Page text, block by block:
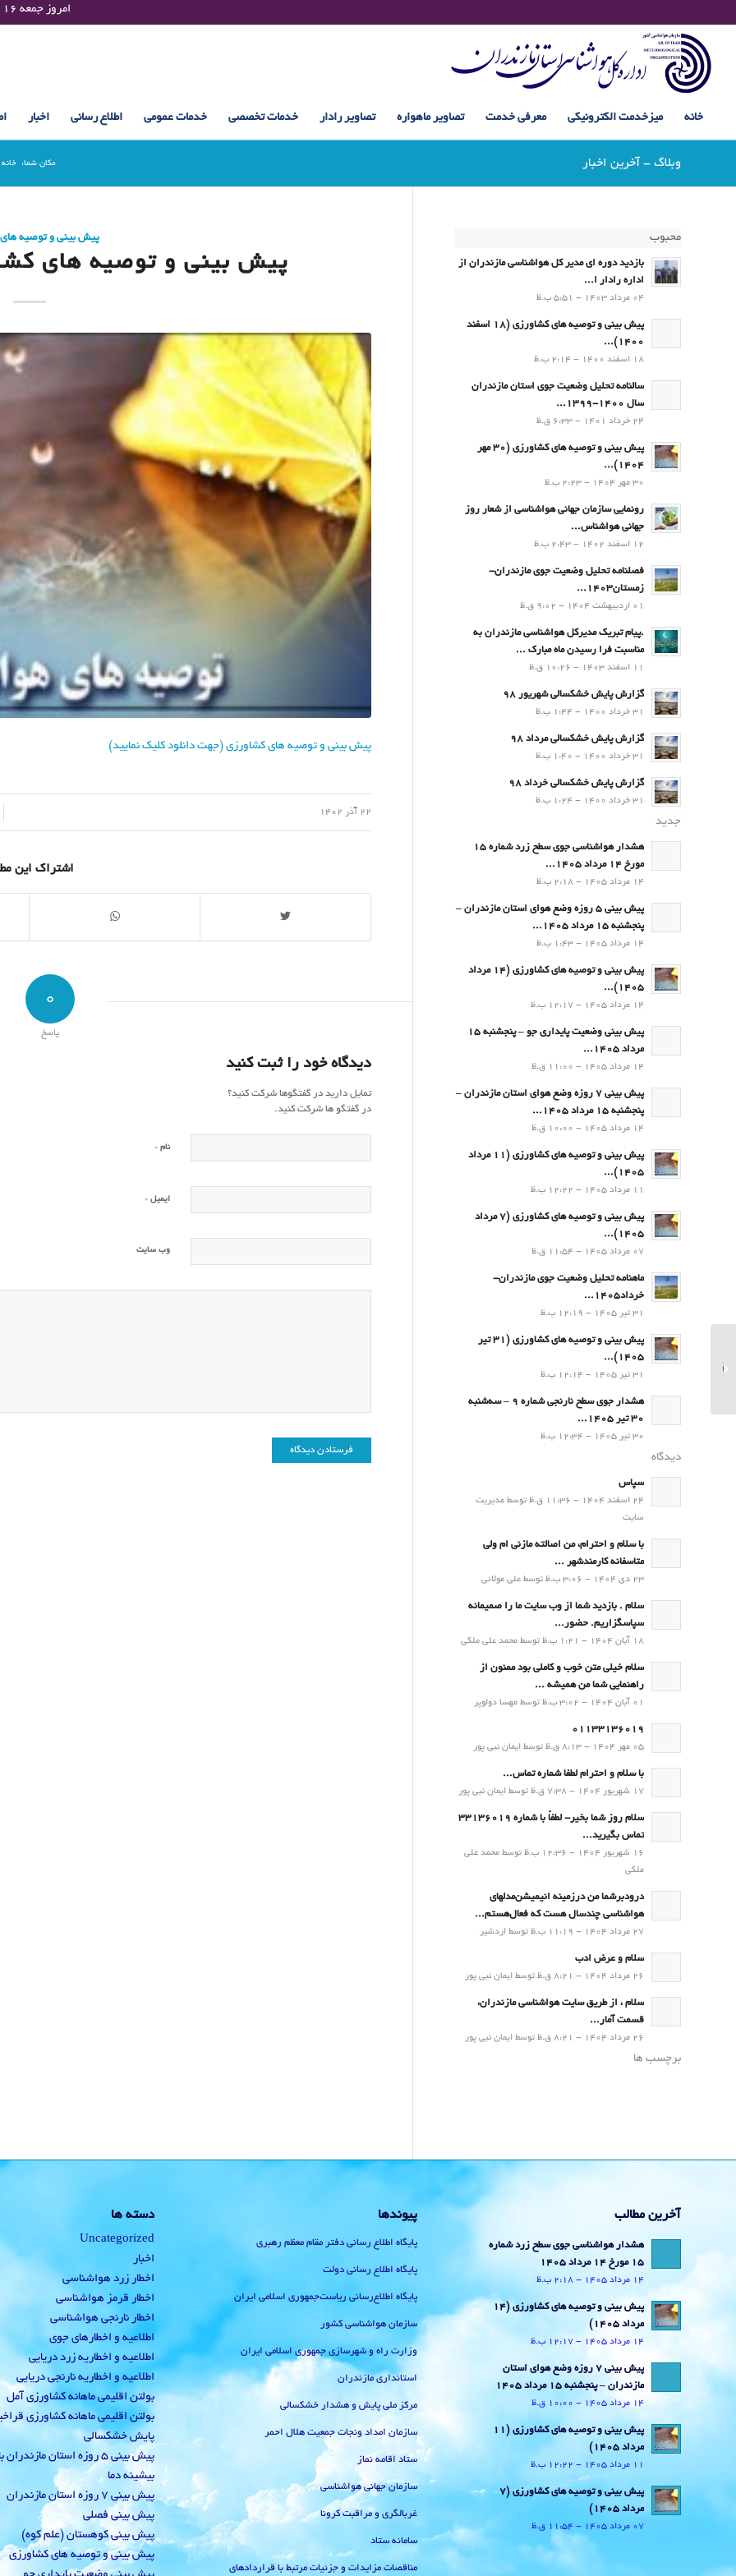
Friday 07 August 2026 , 10:15 UTC ¤¤¤¤ امروز جمعه ۱۶ مرداد ۱۴۰۵ساعت : ۱۰:۱۵
خانه میزخدمت الکترونیکی معرفی خدمت تصاویر ماهواره تصاویر رادار خدمات تخصصی خدمات عمومی اطلاع رسانی اخبار
وبلاگ - آخرین اخبار مکان شما: خانه
پیش بینی و توصیه
پیش بینی و توصیه های کشاورزی
پیش بینی و توصیه های کشاورزی (جهت دانلود کلیک نمایید)
22 آذر 1402
اشتراک این
0
پاسخ
دیدگاه خود را ثبت کنید
تمایل دارید در گفتگوها شرکت کنید؟
در گفتگو ها شرکت کنید.
نام *
ایمیل *
وب‌ سایت
محبوب
بازدید دوره ای مدیر کل هواشناسی مازندران از
اداره رادار ا...
04 مرداد 1403 - 5:51 ب.ظ
پیش بینی و توصیه های کشاورزی (18 اسفند
1400)...
18 اسفند 1400 - 2:14 ب.ظ
سالنامه تحلیل وضعیت جوی استان مازندران
سال 1400-1399...
24 خرداد 1401 - 6:33 ق.ظ
پیش بینی و توصیه های کشاورزی (30 مهر
۱۴۰۴)...
30 مهر 1404 - 2:23 ب.ظ
رونمایی سازمان جهانی هواشناسی از شعار روز
جهانی هواشناس...
12 اسفند 1402 - 2:43 ب.ظ
فصلنامه تحلیل وضعیت جوی مازندران-
زمستان۱۴۰۳...
01 اردیبهشت 1404 - 9:02 ق.ظ
.پيام تبريك مدیرکل هواشناسی مازندران به
مناسبت فرا رسيدن ماه مبارك ...
11 اسفند 1403 - 10:26 ق.ظ
گزارش پایش خشکسالی شهریور 98
31 خرداد 1400 - 1:44 ب.ظ
گزارش پایش خشکسالی مرداد 98
31 خرداد 1400 - 1:40 ب.ظ
گزارش پایش خشکسالی خرداد 98
31 خرداد 1400 - 1:24 ب.ظ
جدید
هشدار هواشناسی جوی سطح زرد شماره 15
مورخ 14 مرداد 1405...
14 مرداد 1405 - 2:18 ب.ظ
پیش بینی 5 روزه وضع هوای استان مازندران –
پنجشنبه 15 مرداد 1405...
14 مرداد 1405 - 1:43 ب.ظ
پیش بینی و توصیه های کشاورزی (14 مرداد
۱۴۰۵)...
14 مرداد 1405 - 12:17 ب.ظ
پیش بینی وضعیت پایداری جو – پنجشنبه 15
مرداد 1405...
14 مرداد 1405 - 11:00 ق.ظ
پیش بینی 7 روزه وضع هوای استان مازندران –
پنجشنبه 15 مرداد 1405...
14 مرداد 1405 - 10:00 ق.ظ
پیش بینی و توصیه های کشاورزی (11 مرداد
۱۴۰۵)...
11 مرداد 1405 - 12:22 ب.ظ
پیش بینی و توصیه های کشاورزی (7 مرداد
۱۴۰۵)...
07 مرداد 1405 - 11:54 ق.ظ
ماهنامه تحلیل وضعیت جوی مازندران-
خرداد1405...
31 تیر 1405 - 12:19 ب.ظ
پیش بینی و توصیه های کشاورزی (31 تیر
۱۴۰۵)...
31 تیر 1405 - 12:14 ب.ظ
هشدار جوی سطح نارنجی شماره 9 – سه‌شنبه
30 تیر 1405...
30 تیر 1405 - 12:34 ب.ظ
دیدگاه
سپاس
24 اسفند 1404 - 11:36 ق.ظ توسط مدیریت
سایت
با سلام و احترام، من اصالته مازنی ام ولی
متاسفانه کارمندشهر ...
23 دی 1404 - 3:06 ب.ظ توسط علی مولائی
سلام . بازدید شما از وب سایت ما را صمیمانه
سپاسگزاریم. حضور...
18 آبان 1404 - 1:21 ب.ظ توسط محمد علی ملکی
سلام خیلی متن خوب و کاملی بود ممنون از
راهنمایی شما من همیشه ...
01 آبان 1404 - 3:02 ب.ظ توسط مهسا دولوپر
01133136019
05 مهر 1404 - 8:13 ق.ظ توسط ایمان نبی پور
با سلام و احترام لطفا شماره تماس...
17 شهریور 1404 - 7:38 ق.ظ توسط ایمان نبی پور
سلام روز شما بخیر- لطفاً با شماره 33136019
تماس بگیرید...
16 شهریور 1404 - 12:36 ب.ظ توسط محمد علی
ملکی
درودبرشما من درزمینه انیمیشن‌مدلهای
هواشناسی چندسال هست که فعال‌هستم...
27 مرداد 1404 - 11:19 ب.ظ توسط اردشیر
سلام و عرض ادب
26 مرداد 1404 - 8:21 ق.ظ توسط ایمان نبی پور
سلام ، از طریق سایت هواشناسی مازندران،
قسمت آمار...
26 مرداد 1404 - 8:21 ق.ظ توسط ایمان نبی پور
برچسب ها
آخرین مطالب
هشدار هواشناسی جوی سطح زرد شماره
15 مورخ 14 مرداد 1405
14 مرداد 1405 - 2:18 ب.ظ
پیش بینی و توصیه های کشاورزی (14
مرداد ۱۴۰۵)
14 مرداد 1405 - 12:17 ب.ظ
پیش بینی 7 روزه وضع هوای استان
مازندران – پنجشنبه 15 مرداد 1405
14 مرداد 1405 - 10:00 ق.ظ
پیش بینی و توصیه های کشاورزی (11
مرداد ۱۴۰۵)
11 مرداد 1405 - 12:22 ب.ظ
پیش بینی و توصیه های کشاورزی (7
مرداد ۱۴۰۵)
07 مرداد 1405 - 11:54 ق.ظ
پیوندها
پایگاه اطلاع رسانی دفتر مقام معظم رهبری
پایگاه اطلاع رسانی دولت
پایگاه اطلاع‌رسانی ریاست‌جمهوری اسلامی ایران
سازمان هواشناسی کشور
وزارت راه و شهرسازی جمهوری اسلامی ایران
استانداری مازندران
مرکز ملی پایش و هشدار خشکسالی
سازمان امداد ونجات جمعیت هلال احمر
ستاد اقامه نماز
سازمان جهانی هواشناسی
غربالگری و مراقبت کرونا
سامانه ستاد
مناقصات مزایدات و جزئیات مرتبط با قراردادهای
دسته ها
Uncategorized
اخبار
اخطار زرد هواشناسی
اخطار قرمز هواشناسی
اخطار نارنجی هواشناسی
اطلاعیه و اخطارهای جوی
اطلاعیه و اخطاریه زرد دریایی
اطلاعیه و اخطاریه نارنجی دریایی
بولتن اقلیمی ماهانه کشاورزی آمل
بولتن اقلیمی ماهانه کشاورزی
پایش خشکسالی
پیش بینی 5 روزه استان
بیشینه دما
پیش بینی 7 روزه استان مازندران
پیش بینی فصلی
پیش بینی کوهستان (علم کوه)
پیش بینی و توصیه های کشاورزی
پیش بینی و توصیه های
کشاورزی (29 آذر۱۴۰۲)